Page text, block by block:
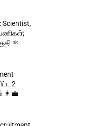
Scientist,
பணிகள்;
⚛️
2
👩‍💼